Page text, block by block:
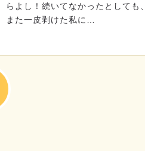
らよし！続いてなかったとしても、
また一皮剥けた私に…